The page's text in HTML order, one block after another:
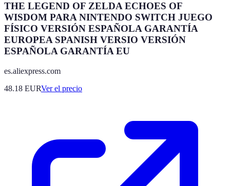
THE LEGEND OF ZELDA ECHOES OF
WISDOM PARA NINTENDO SWITCH JUEGO
FÍSICO VERSIÓN ESPAÑOLA GARANTÍA
EUROPEA SPANISH VERSIO VERSIÓN
ESPAÑOLA GARANTÍA EU
es.aliexpress.com
48.18 EURVer el precio